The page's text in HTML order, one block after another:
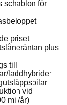
schablon för
priset
plus
till
laddhybrider
vid
mil/år)